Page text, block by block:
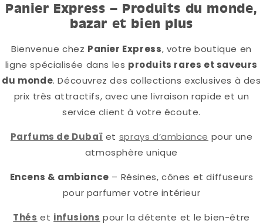
Panier Express – Produits du monde,
bazar et bien plus
Bienvenue chez Panier Express, votre boutique en
ligne spécialisée dans les produits rares et saveurs
du monde. Découvrez des collections exclusives à des
prix très attractifs, avec une livraison rapide et un
service client à votre écoute.
Parfums de Dubaï et sprays d’ambiance pour une
atmosphère unique
Encens & ambiance – Résines, cônes et diffuseurs
pour parfumer votre intérieur
Thés et infusions pour la détente et le bien-être